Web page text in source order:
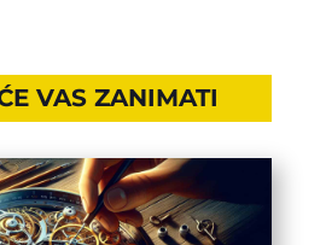
VAS ZANIMATI